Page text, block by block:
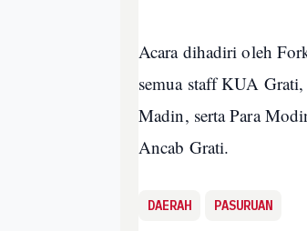
Acara dihadiri oleh
semua staff KUA
Madin, serta Para
Ancab Grati.
DAERAH PASURUAN